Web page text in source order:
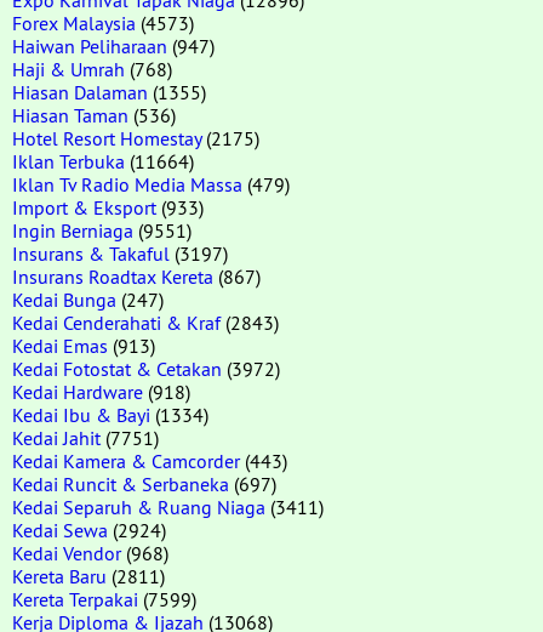
Forex Malaysia (4573)
Haiwan Peliharaan (947)
Haji & Umrah (768)
Hiasan Dalaman (1355)
Hiasan Taman (536)
Hotel Resort Homestay(2175)
Iklan Terbuka (11664)
Iklan Tv Radio Media Massa (479)
Import & Eksport (933)
Ingin Berniaga (9551)
Insurans & Takaful (3197)
Insurans Roadtax Kereta (867)
Kedai Bunga (247)
Kedai Cenderahati & Kraf(2843)
Kedai Emas (913)
Kedai Fotostat & Cetakan (3972)
Kedai Hardware (918)
Kedai Ibu & Bayi (1334)
Kedai Jahit (7751)
Kedai Kamera & Camcorder(443)
Kedai Runcit & Serbaneka (697)
Kedai Separuh & Ruang Niaga (3411)
Kedai Sewa (2924)
Kedai Vendor(968)
Kereta Baru (2811)
Kereta Terpakai (7599)
Kerja Diploma & Ijazah (13068)